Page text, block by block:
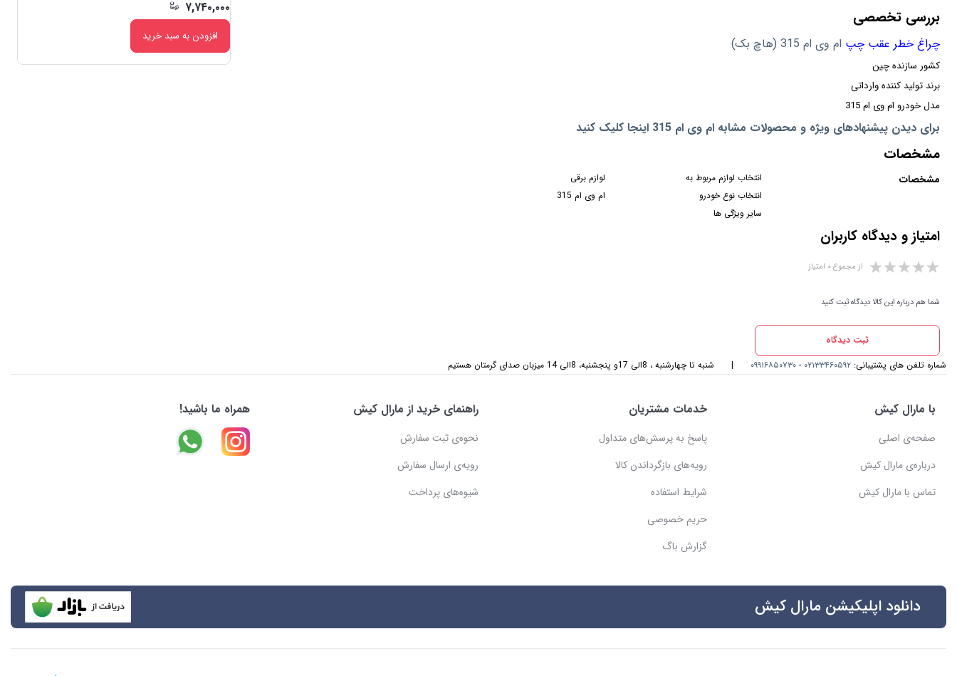
بررسی تخصصی
چراغ خطر عقب چپ ام وی ام 315 (هاچ بک)
کشور سازندهچین
برند تولید کنندهوارداتی
مدل خودرو ام وی ام 315
برای دیدن پیشنهادهای ویژه و محصولات مشابه ام وی ام 315 اینجا کلیک کنید
مشخصات
مشخصات انتخاب لوازم مربوط به
لوازم برقی
انتخاب نوع خودرو
ام وی ام 315
سایر ویژگی ها
امتیاز و دیدگاه کاربران
از مجموع ۰ امتیاز
شما هم درباره این کالا دیدگاه ثبت کنید
ثبت دیدگاه
۷,۷۴۰,۰۰۰
افزودن به سبد خرید
شماره تلفن های پشتیبانی: ۰۲۱۳۳۴۶۰۵۹۲ - ۰۹۹۱۶۸۵۰۷۳۰ | شنبه تا چهارشنبه ، 8الی 17و پنجشنبه، 8الی 14 میزبان صدای گرمتان هستیم
با مارال کیش
صفحه‌ی اصلی
درباره‌ی مارال کیش
تماس با مارال کیش
خدمات مشتریان
پاسخ به پرسش‌های متداول
رویه‌های بازگرداندن کالا
شرایط استفاده
حریم خصوصی
گزارش باگ
راهنمای خرید از مارال کیش
نحوه‌ی ثبت سفارش
رویه‌ی ارسال سفارش
شیوه‌های پرداخت
همراه ما باشید!
دانلود اپلیکیشن مارال کیش